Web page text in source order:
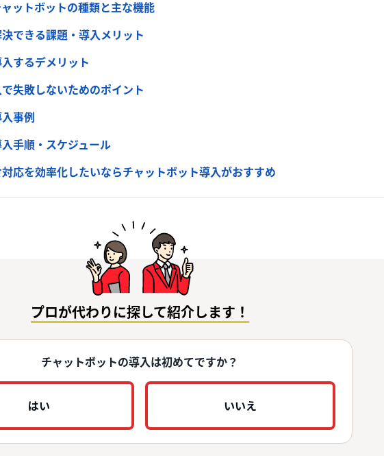
ャットボットの種類と主な機能
できる課題・導入メリット
するデメリット
失敗しないためのポイント
事例
手順・スケジュール
応を効率化したいならチャットボット導入がおすすめ
プロが代わりに探して紹介します！
チャットボットの導入は初めてですか？
はい いいえ